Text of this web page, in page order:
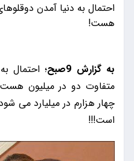
احتمال به دنیا آمدن
هست!
به گزارش 9صبح
؛ احتمال
متفاوت دو در میلیون
چهار هزارم در میلیارد می
است!!!